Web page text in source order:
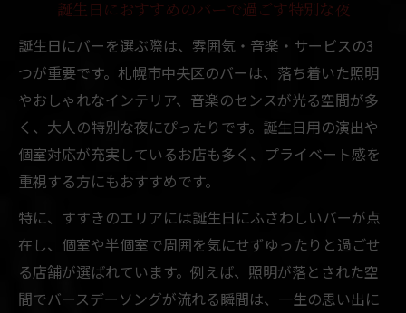
思い出深い一夜へ導く過ごし方ガイド
バーで思い出深い誕生日一夜を過ごす秘訣
素敵な音楽とともに心に残るバー体験を計
画
札幌中央区のバーで非日常感を楽しむコツ
バーで叶う特別な誕生日サプライズ体験談
音楽とバースデープレートが彩る夜の過ご
し方
誕生日におすすめのバーで過ごす特別な夜
誕生日にバーを選ぶ際は、雰囲気・音楽・サービスの3
つが重要です。札幌市中央区のバーは、落ち着いた照明
やおしゃれなインテリア、音楽のセンスが光る空間が多
く、大人の特別な夜にぴったりです。誕生日用の演出や
個室対応が充実しているお店も多く、プライベート感を
重視する方にもおすすめです。
特に、すすきのエリアには誕生日にふさわしいバーが点
在し、個室や半個室で周囲を気にせずゆったりと過ごせ
る店舗が選ばれています。例えば、照明が落とされた空
間でバースデーソングが流れる瞬間は、一生の思い出に